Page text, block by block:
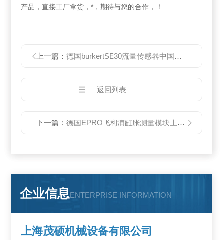
产品，直接工厂拿货，*，期待与您的合作，！
上一篇：德国burkertSE30流量传感器中国总代理
返回列表
下一篇：德国EPRO飞利浦缸胀测量模块上海代理
企业信息ENTERPRISE INFORMATION
上海茂硕机械设备有限公司